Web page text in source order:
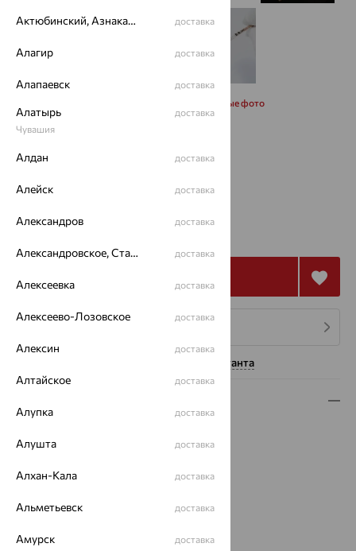
Запросить дополнительные фото
61 997
Нужна помощь консультанта
Вес:6.46
Проба:585
Вставка:
Актюбинский, Азнакаевский район доставка
Алагир доставка
Алапаевск доставка
Алатырь
Чувашия
доставка
Алдан доставка
Алейск доставка
Александров доставка
Александровское, Ставропольский край доставка
Алексеевка доставка
Алексеево-Лозовское доставка
Алексин доставка
Алтайское доставка
Алупка доставка
Алушта доставка
Алхан-Кала доставка
Альметьевск доставка
Амурск доставка